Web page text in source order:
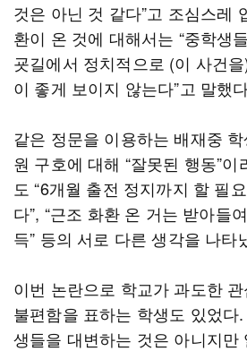
것은 아닌 것 같다”고 조심스레
환이 온 것에 대해서는 “중학생
굣길에서 정치적으로 (이 사건
이 좋게 보이지 않는다”고 말했
같은 정문을 이용하는 배재중
원 구호에 대해 “잘못된 행동”
도 “6개월 출전 정지까지 할 필
다”, “근조 화환 온 거는 받아들
득” 등의 서로 다른 생각을 나타
이번 논란으로 학교가 과도한
불편함을 표하는 학생도 있었다
생들을 대변하는 것은 아니지만